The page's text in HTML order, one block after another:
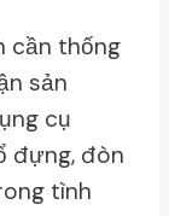
cần thống
sản
cụ
đựng, đòn
tình